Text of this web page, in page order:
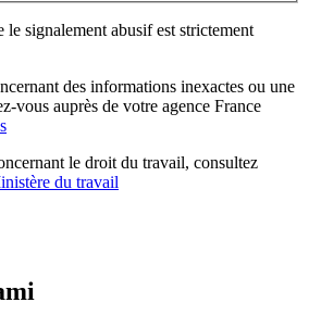
le signalement abusif est strictement
des informations inexactes ou une
vous auprès de votre agence France
le droit du travail, consultez
du travail